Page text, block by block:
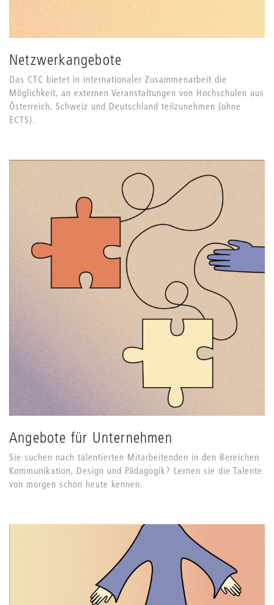
Netzwerkangebote
Das CTC bietet in internationaler Zusammenarbeit die
Möglichkeit, an externen Veranstaltungen von Hochschulen aus
Österreich, Schweiz und Deutschland teilzunehmen (ohne
ECTS).
Angebote für Unternehmen
Sie suchen nach talentierten Mitarbeitenden in den Bereichen
Kommunikation, Design und Pädagogik? Lernen sie die Talente
von morgen schon heute kennen.